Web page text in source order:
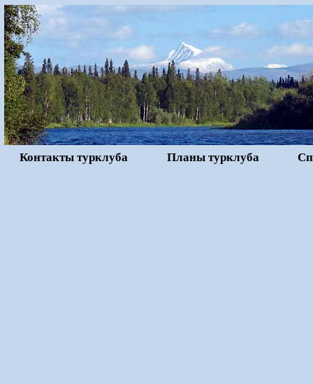
Контакты турклуба Планы турклуба